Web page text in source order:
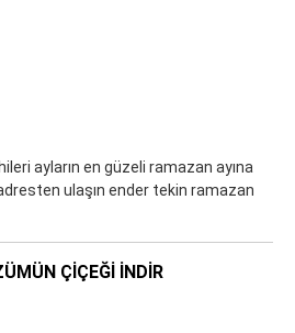
ayların en güzeli ramazan ayına
ulaşın ender tekin ramazan
ÇİÇEĞİ İNDIR